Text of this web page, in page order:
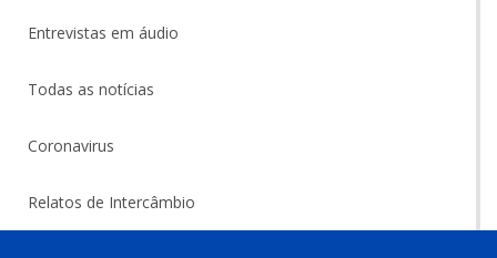
Entrevistas em áudio
Todas as notícias
Coronavirus
Relatos de Intercâmbio